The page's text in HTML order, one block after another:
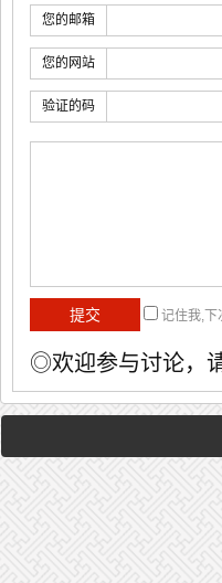
您的邮箱
您的网站
验证的码
记住我,下
◎欢迎参与讨论，